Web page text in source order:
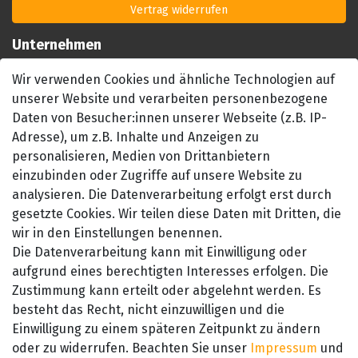
Vertrag widerrufen
Unternehmen
Impressum
AGB
Datenschutzerklärung
Barrierefreiheitserklärung
Widerrufsrecht
Kontakt
SEHR GUT
4.89 / 5
aus 657 Bewertungen
Wir verwenden Cookies und ähnliche Technologien auf
unserer Website und verarbeiten personenbezogene
Daten von Besucher:innen unserer Webseite (z.B. IP-
Adresse), um z.B. Inhalte und Anzeigen zu
personalisieren, Medien von Drittanbietern
einzubinden oder Zugriffe auf unsere Website zu
analysieren. Die Datenverarbeitung erfolgt erst durch
gesetzte Cookies. Wir teilen diese Daten mit Dritten, die
wir in den Einstellungen benennen.
Die Datenverarbeitung kann mit Einwilligung oder
aufgrund eines berechtigten Interesses erfolgen. Die
Zustimmung kann erteilt oder abgelehnt werden. Es
besteht das Recht, nicht einzuwilligen und die
Einwilligung zu einem späteren Zeitpunkt zu ändern
oder zu widerrufen. Beachten Sie unser Impressum und